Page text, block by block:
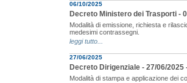
06/10/2025
Decreto Ministero dei Trasporti -
Modalità di emissione, richiesta e
medesimi contrassegni.
leggi tutto...
27/06/2025
Decreto Dirigenziale - 27/06/
Modalità di stampa e applicazione dei